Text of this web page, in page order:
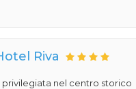
Riva
privilegiata nel centro storico